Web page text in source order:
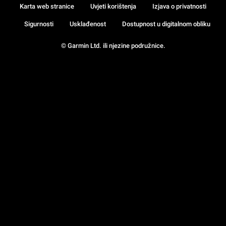
© Garmin Ltd. ili njezine podružnice.
Karta web stranice Uvjeti korištenja Izjava o privatnosti
Sigurnosti Usklađenost Dostupnost u digitalnom obliku